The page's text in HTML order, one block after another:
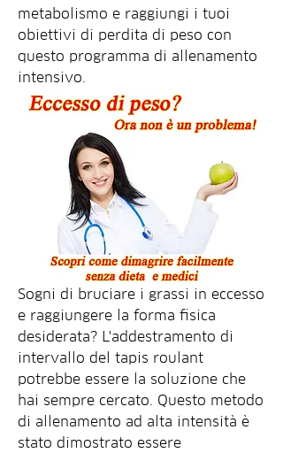
metabolismo e raggiungi i tuoi
obiettivi di perdita di peso con
questo programma di allenamento
intensivo.
Sogni di bruciare i grassi in eccesso
e raggiungere la forma fisica
desiderata? L'addestramento di
intervallo del tapis roulant
potrebbe essere la soluzione che
hai sempre cercato. Questo metodo
di allenamento ad alta intensità è
stato dimostrato essere